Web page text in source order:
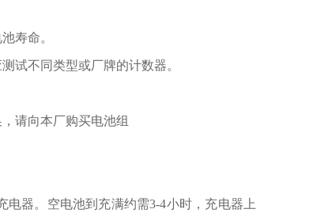
寿命。
试不同类型或厂牌的计数器。
请向本厂购买电池组
器。空电池到充满约需3-4小时，充电器上